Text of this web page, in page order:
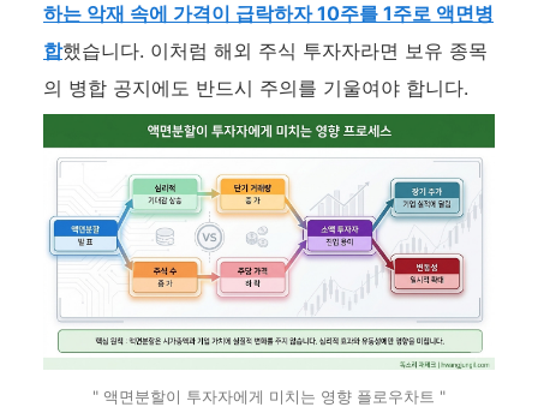
하는 악재 속에 가격이 급락하자 10주를 1주로 액면병
합했습니다. 이처럼 해외 주식 투자자라면 보유 종목
의 병합 공지에도 반드시 주의를 기울여야 합니다.
" 액면분할이 투자자에게 미치는 영향 플로우차트 "